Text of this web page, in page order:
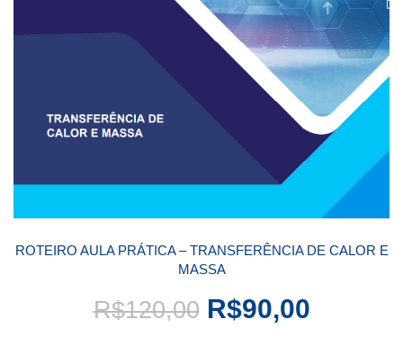
ROTEIRO AULA PRÁTICA – TRANSFERÊNCIA DE CALOR E
MASSA
R$120,00 R$90,00